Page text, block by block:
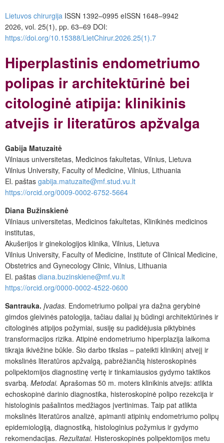
Lietuvos chirurgija ISSN 1392–0995 eISSN 1648–9942
2026, vol. 25(1), pp. 63–69 DOI:
https://doi.org/10.15388/LietChirur.2026.25(1).7
Hiperplastinis endometriumo
polipas ir architektūrinė bei
citologinė atipija: klinikinis
atvejis ir literatūros apžvalga
Gabija Matuzaitė
Vilniaus universitetas, Medicinos fakultetas, Vilnius, Lietuva
Vilnius University, Faculty of Medicine, Vilnius, Lithuania
El. paštas gabija.matuzaite@mf.stud.vu.lt
https://orcid.org/0009-0002-6752-5664
Diana Bužinskienė
Vilniaus universitetas, Medicinos fakultetas, Klinikinės medicinos
institutas,
Akušerijos ir ginekologijos klinika, Vilnius, Lietuva
Vilnius University, Faculty of Medicine, Institute of Clinical Medicine,
Obstetrics and Gynecology Clinic, Vilnius, Lithuania
El. paštas diana.buzinskiene@mf.vu.lt
https://orcid.org/0000-0002-4522-0600
Santrauka. Įvadas. Endometriumo polipai yra dažna gerybinė
gimdos gleivinės patologija, tačiau daliai jų būdingi architektūrinės ir
citologinės atipijos požymiai, susiję su padidėjusia piktybinės
transformacijos rizika. Atipinė endometriumo hiperplazija laikoma
tikrąja ikivėžine būkle. Šio darbo tikslas – pateikti klinikinį atvejį ir
mokslinės literatūros apžvalgą, pabrėžiančią histeroskopinės
polipektomijos diagnostinę vertę ir tinkamiausios gydymo taktikos
svarbą. Metodai. Aprašomas 50 m. moters klinikinis atvejis: atlikta
echoskopinė darinio diagnostika, histeroskopinė polipo rezekcija ir
histologinis pašalintos medžiagos įvertinimas. Taip pat atlikta
mokslinės literatūros analizė, apimanti atipinių endometriumo polipų
epidemiologiją, diagnostiką, histologinius požymius ir gydymo
rekomendacijas. Rezultatai. Histeroskopinės polipektomijos metu